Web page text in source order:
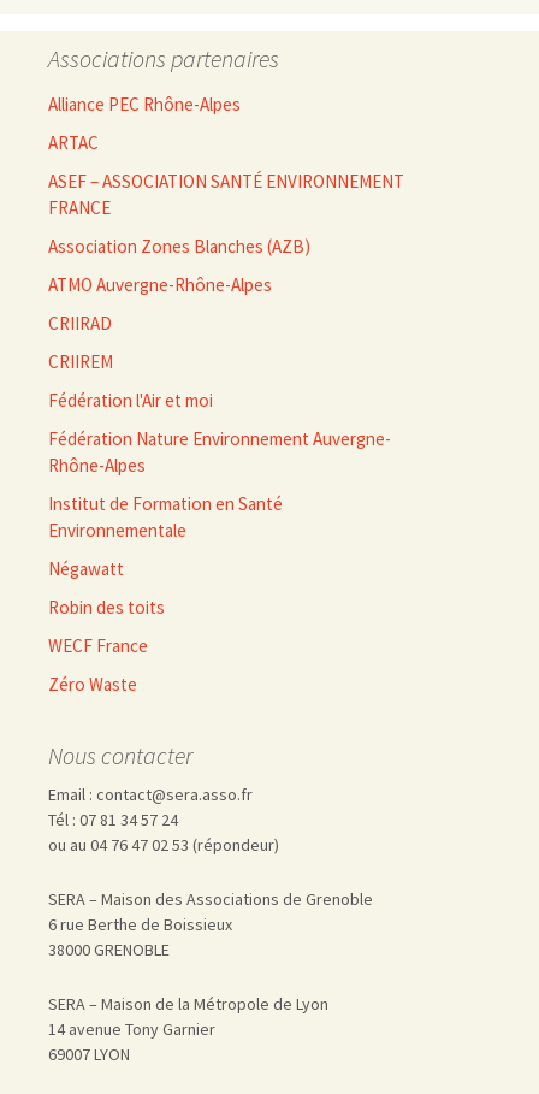
Associations partenaires
Alliance PEC Rhône-Alpes
ARTAC
ASEF – ASSOCIATION SANTÉ ENVIRONNEMENT
FRANCE
Association Zones Blanches (AZB)
ATMO Auvergne-Rhône-Alpes
CRIIRAD
CRIIREM
Fédération l'Air et moi
Fédération Nature Environnement Auvergne-
Rhône-Alpes
Institut de Formation en Santé
Environnementale
Négawatt
Robin des toits
WECF France
Zéro Waste
Nous contacter
Email : contact@sera.asso.fr
Tél : 07 81 34 57 24
ou au 04 76 47 02 53 (répondeur)
SERA – Maison des Associations de Grenoble
6 rue Berthe de Boissieux
38000 GRENOBLE
SERA – Maison de la Métropole de Lyon
14 avenue Tony Garnier
69007 LYON